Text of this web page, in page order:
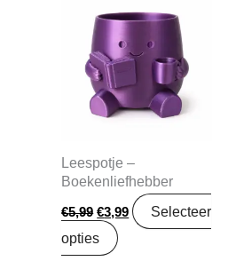
Leespotje –
Boekenliefhebber
€5,99
prijs
€5,99.
€3,99
prijs
€3,99.
Selecteer
opties